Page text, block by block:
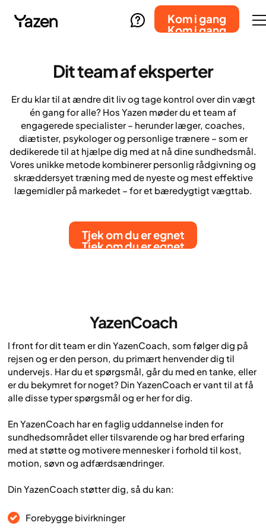
Kom i gang
Kom i gang
Dit team af eksperter
Er du klar til at ændre dit liv og tage kontrol over din vægt
én gang for alle? Hos Yazen møder du et team af
engagerede specialister – herunder læger, coaches,
diætister, psykologer og personlige trænere – som er
dedikerede til at hjælpe dig med at nå dine sundhedsmål.
Vores unikke metode kombinerer personlig rådgivning og
skræddersyet træning med de nyeste og mest effektive
lægemidler på markedet – for et bæredygtigt vægttab.
Tjek om du er egnet
Tjek om du er egnet
YazenCoach
I front for dit team er din YazenCoach, som følger dig på
rejsen og er den person, du primært henvender dig til
undervejs. Har du et spørgsmål, går du med en tanke, eller
er du bekymret for noget? Din YazenCoach er vant til at få
alle disse typer spørgsmål og er her for dig.
En YazenCoach har en faglig uddannelse inden for
sundhedsområdet eller tilsvarende og har bred erfaring
med at støtte og motivere mennesker i forhold til kost,
motion, søvn og adfærdsændringer.
Din YazenCoach støtter dig, så du kan:
Forebygge bivirkninger